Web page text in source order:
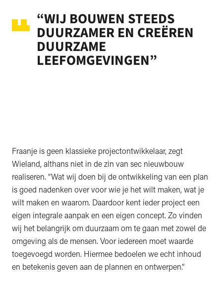
“WIJ BOUWEN STEEDS
DUURZAMER EN CREËREN
DUURZAME
LEEFOMGEVINGEN”
Fraanje is geen klassieke projectontwikkelaar, zegt
Wieland, althans niet in de zin van sec nieuwbouw
realiseren. “Wat wij doen bij de ontwikkeling van een plan
is goed nadenken over voor wie je het wilt maken, wat je
wilt maken en waarom. Daardoor kent ieder project een
eigen integrale aanpak en een eigen concept. Zo vinden
wij het belangrijk om duurzaam om te gaan met zowel de
omgeving als de mensen. Voor iedereen moet waarde
toegevoegd worden. Hiermee bedoelen we echt inhoud
en betekenis geven aan de plannen en ontwerpen.”